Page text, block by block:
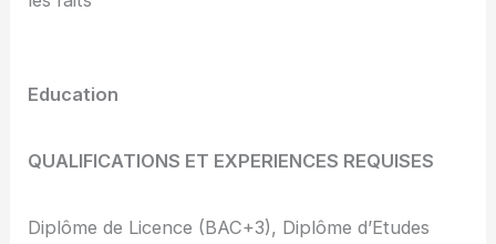
Education
QUALIFICATIONS ET EXPERIENCES REQUISES
Diplôme de Licence (BAC+3), Diplôme d’Etudes